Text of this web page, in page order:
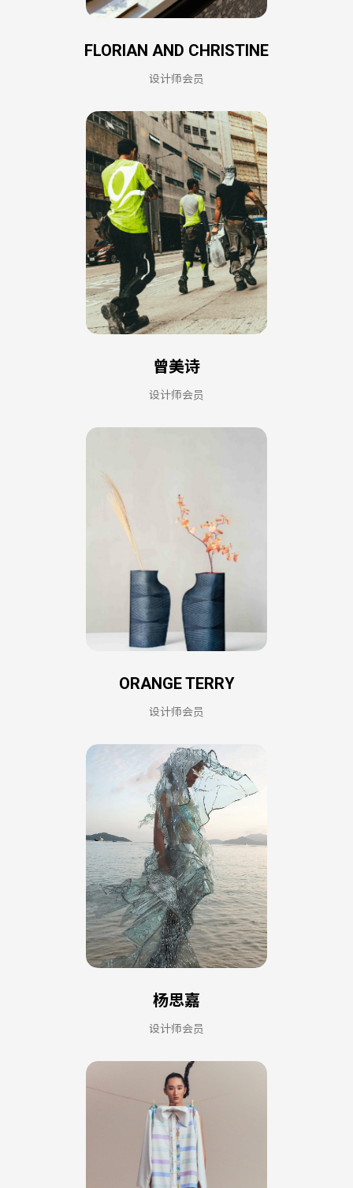
FLORIAN AND CHRISTINE
设计师会员
曾美诗
设计师会员
ORANGE TERRY
设计师会员
杨思嘉
设计师会员